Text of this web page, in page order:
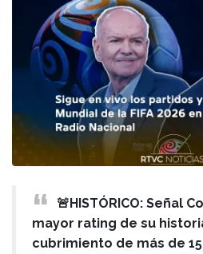
🚨HISTÓRICO: Señal
mayor rating de su
cubrimiento de más de